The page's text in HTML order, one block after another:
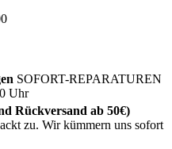
SOFORT-REPARATUREN
Uhr
Rückversand ab 50€)
zu. Wir kümmern uns sofort